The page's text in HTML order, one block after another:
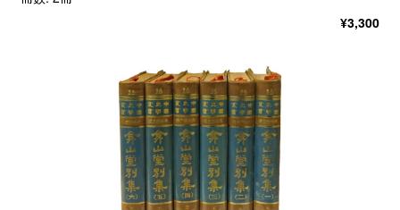
¥3,300